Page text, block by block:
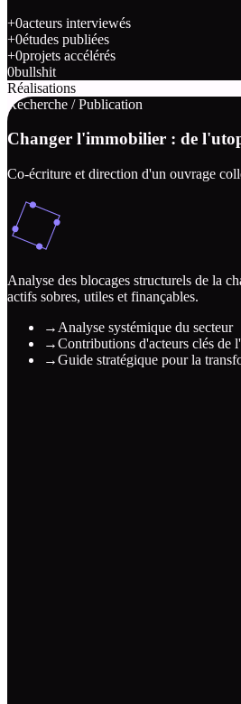
+0acteurs interviewés
+0études publiées
+0projets accélérés
0bullshit
Réalisations
Recherche / Publication
Changer l'immobilier : de
Co-écriture et direction d'un ouvrage
Analyse des blocages structurels de la
actifs sobres, utiles et finançables.
→ Analyse systémique du secteur
→Contributions d'acteurs clés de
→Guide stratégique pour la